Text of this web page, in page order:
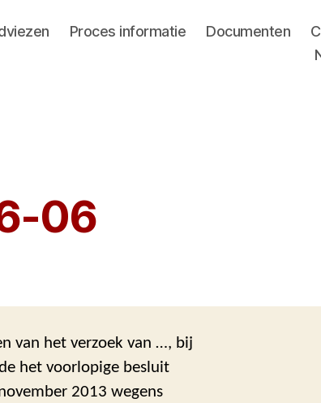
Proces informatie Documenten
06
van het verzoek van …, bij
het voorlopige besluit
2013 wegens